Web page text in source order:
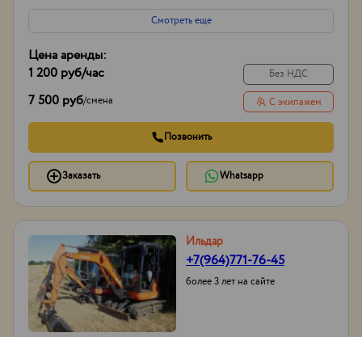
Смотреть еще
Цена аренды:
1 200 руб/час
7 500 руб/смена
Без НДС
С экипажем
Позвонить
Заказать Whatsapp
Ильдар
+7(964)771-76-45
более 3 лет на сайте